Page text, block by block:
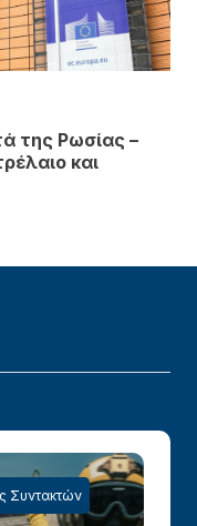
της Ρωσίας –
και
Συντακτών